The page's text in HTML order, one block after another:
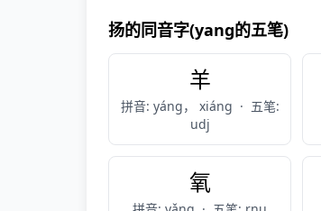
扬的同音字(yang的五笔)
羊
拼音: yáng， xiáng · 五笔:
udj
氧